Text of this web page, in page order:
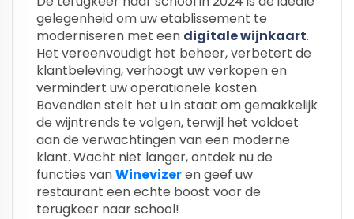
gelegenheid om uw etablissement te
moderniseren met een digitale wijnkaart.
Het vereenvoudigt het beheer, verbetert de
klantbeleving, verhoogt uw verkopen en
vermindert uw operationele kosten.
Bovendien stelt het u in staat om gemakkelijk
de wijntrends te volgen, terwijl het voldoet
aan de verwachtingen van een moderne
klant. Wacht niet langer, ontdek nu de
functies vanWinevizeren geef uw
restaurant een echte boost voor de
terugkeer naar school!